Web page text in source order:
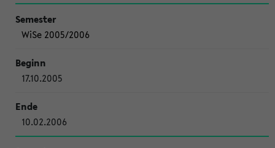
WiSe 2005/2006
17.10.2005
10.02.2006